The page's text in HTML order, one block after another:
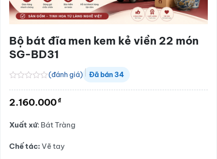
Bộ bát đĩa men kem kẻ viền 22 món
SG-BD31
hạng
sao
(đánh giá) Đã bán 34
2.160.000₫
Xuất xứ: Bát Tràng
Chế tác: Vẽ tay